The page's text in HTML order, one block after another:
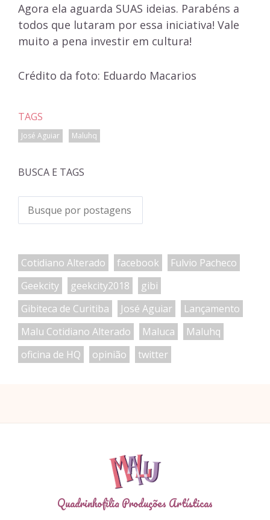
Agora ela aguarda SUAS ideias. Parabéns a
todos que lutaram por essa iniciativa! Vale
muito a pena investir em cultura!
Crédito da foto: Eduardo Macarios
TAGS
José Aguiar Maluhq
BUSCA E TAGS
Cotidiano Alterado facebook
Fulvio Pacheco
Geekcity
geekcity2018
gibi
Gibiteca de Curitiba
José Aguiar
Lançamento
Malu Cotidiano Alterado
Maluca
Maluhq
oficina de HQ
opinião twitter
Quadrinhofilia Produções Artísticas